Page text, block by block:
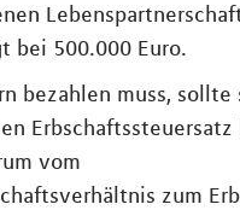
bei 500.000 Euro.
bezahlen muss, sollte
Erbschaftssteuersatz
vom
zum